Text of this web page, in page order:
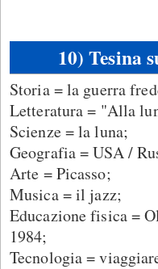
10) Tesina
Storia = la guerra
Letteratura = "Alla
Scienze = la luna;
Geografia = USA /
Arte = Picasso;
Musica = il jazz;
Educazione fisica =
1984;
Tecnologia =